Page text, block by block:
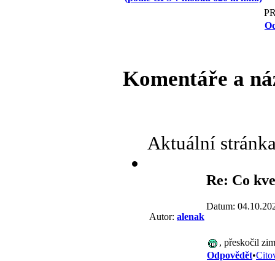
Komentáře a
Aktuální
Autor: alenak
Re: Co
Datum:
, přeskočil
Odpovědět•